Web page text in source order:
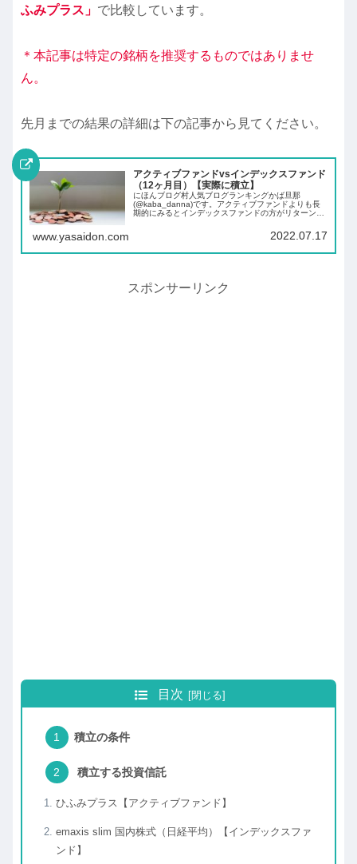
ふみプラス」 で比較しています。
＊本記事は特定の銘柄を推奨するものではありませ
ん。
先月までの結果の詳細は下の記事から見てください。
アクティブファンドvsインデックスファンド
（12ヶ月目）【実際に積立】
にほんブログ村人気ブログランキングかば旦那
(@kaba_danna)です。アクティブファンドよりも長
期的にみるとインデックスファンドの方がリターンが
ないでしょうか。たしかにインデックスファンド...
www.yasaidon.com 2022.07.17
スポンサーリンク
目次
積立の条件
積立する投資信託
ひふみプラス【アクティブファンド】
emaxis slim 国内株式（日経平均）【インデックスファ
ンド】